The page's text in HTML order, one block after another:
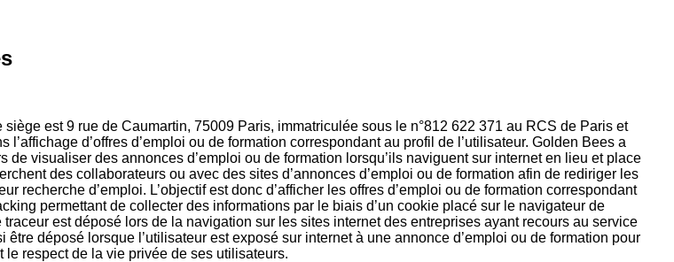
est 9 rue de Caumartin, 75009 Paris, immatriculée sous le n°812 622 371 au RCS de Paris et
d’offres d’emploi ou de formation correspondant au profil de l’utilisateur. Golden Bees a
visualiser des annonces d’emploi ou de formation lorsqu’ils naviguent sur internet en lieu et place
des collaborateurs ou avec des sites d’annonces d’emploi ou de formation afin de rediriger les
recherche d’emploi. L’objectif est donc d’afficher les offres d’emploi ou de formation correspondant
permettant de collecter des informations par le biais d’un cookie placé sur le navigateur de
est déposé lors de la navigation sur les sites internet des entreprises ayant recours au service
déposé lorsque l’utilisateur est exposé sur internet à une annonce d’emploi ou de formation pour
respect de la vie privée de ses utilisateurs.